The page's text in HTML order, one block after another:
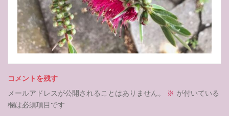
コメントを残す
メールアドレスが公開されることはありません。
※ が付いている
欄は必須項目です